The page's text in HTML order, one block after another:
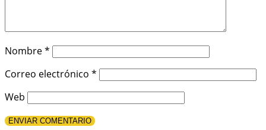
Nombre*
Correo electrónico *
Web